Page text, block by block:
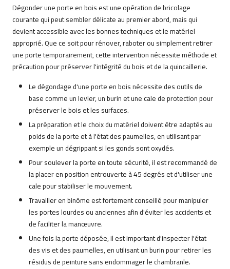
Dégonder une porte en bois est une opération de bricolage
courante qui peut sembler délicate au premier abord, mais qui
devient accessible avec les bonnes techniques et le matériel
approprié. Que ce soit pour rénover, raboter ou simplement retirer
une porte temporairement, cette intervention nécessite méthode et
précaution pour préserver l'intégrité du bois et de la quincaillerie.
Le dégondage d'une porte en bois nécessite des outils de
base comme un levier, un burin et une cale de protection pour
préserver le bois et les surfaces.
La préparation et le choix du matériel doivent être adaptés au
poids de la porte et à l'état des paumelles, en utilisant par
exemple un dégrippant si les gonds sont oxydés.
Pour soulever la porte en toute sécurité, il est recommandé de
la placer en position entrouverte à 45 degrés et d'utiliser une
cale pour stabiliser le mouvement.
Travailler en binôme est fortement conseillé pour manipuler
les portes lourdes ou anciennes afin d'éviter les accidents et
de faciliter la manœuvre.
Une fois la porte déposée, il est important d'inspecter l'état
des vis et des paumelles, en utilisant un burin pour retirer les
résidus de peinture sans endommager le chambranle.